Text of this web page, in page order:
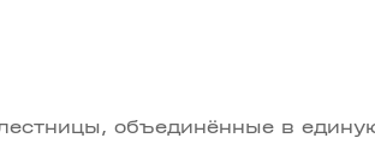
объединённые в